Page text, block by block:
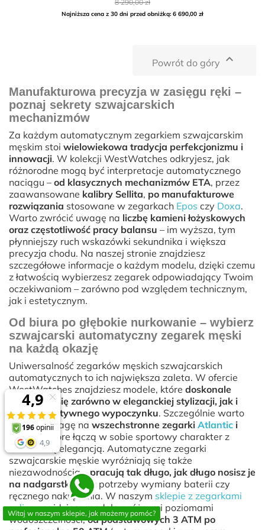
podstawowa
8 290,00 zł
Najniższa cena z 30 dni przed obniżką: 6 690,00 zł
Powrót do góry 
Manufakturowa precyzja w zasięgu ręki –
poznaj sekrety szwajcarskich
mechanizmów
Za każdym automatycznym zegarkiem szwajcarskim
męskim stoi wielowiekowa tradycja perfekcjonizmu i
innowacji. W kolekcji WestWatches odkryjesz, jak
różnorodne mogą być interpretacje automatycznego
naciągu – od klasycznych mechanizmów ETA, przez
zaawansowane kalibry Sellita, po manufakturowe
rozwiązania stosowane w zegarkach Epos czy Doxa.
Warto zwrócić uwagę na liczbę kamieni łożyskowych
oraz częstotliwość pracy balansu – im wyższa, tym
płynniejszy ruch wskazówki sekundnika i większa
precyzja chodu. Na naszej stronie znajdziesz
szczegółowe informacje o każdym modelu, dzięki czemu
z łatwością wybierzesz zegarek odpowiadający Twoim
oczekiwaniom – zarówno pod względem technicznym,
jak i estetycznym.
Od biura po głębokie nurkowanie – wybierz
szwajcarski automatyczny zegarek męski
na każdą okazję
Uniwersalność zegarków męskich szwajcarskich
automatycznych to ich największa zaleta. W ofercie
WestWatches znajdziesz modele, które doskonale
sprawdzą się zarówno w eleganckiej stylizacji, jak i
podczas aktywnego wypoczynku. Szczególnie warto
zwrócić uwagę na wszechstronne zegarki Atlantic i
Davosa
, które łączą w sobie sportowy charakter z
biznesową elegancją. Automatyczne zegarki
szwajcarskie męskie wyróżniają się także
niezawodnością – pracują tak długo, jak długo nosisz je
na nadgarstku, bez potrzeby wymiany baterii czy
ręcznego nakręcania. W naszym sklepie z zegarkami
onlineznajdziesz modele z różnymi poziomami
wodoszczelności,od podstawowych 3 ATM po
Witaj w naszym sklepie, jak możemy pomóc?